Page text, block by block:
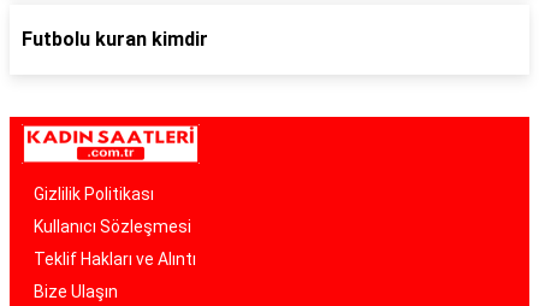
Futbolu kuran kimdir
Gizlilik Politikası
Kullanıcı Sözleşmesi
Teklif Hakları ve Alıntı
Bize Ulaşın